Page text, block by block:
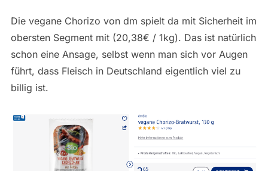
Die vegane Chorizo von dm spielt da mit Sicherheit im
obersten Segment mit (20,38€ / 1kg). Das ist natürlich
schon eine Ansage, selbst wenn man sich vor Augen
führt, dass Fleisch in Deutschland eigentlich viel zu
billig ist.